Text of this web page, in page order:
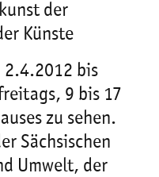
der
Künste
2.4.2012 bis
9 bis 17
zu sehen.
Sächsischen
Umwelt, der